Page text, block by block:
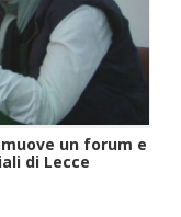
un forum e
di Lecce